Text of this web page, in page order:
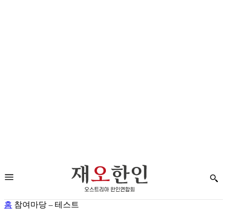
홈 참여마당 – 테스트